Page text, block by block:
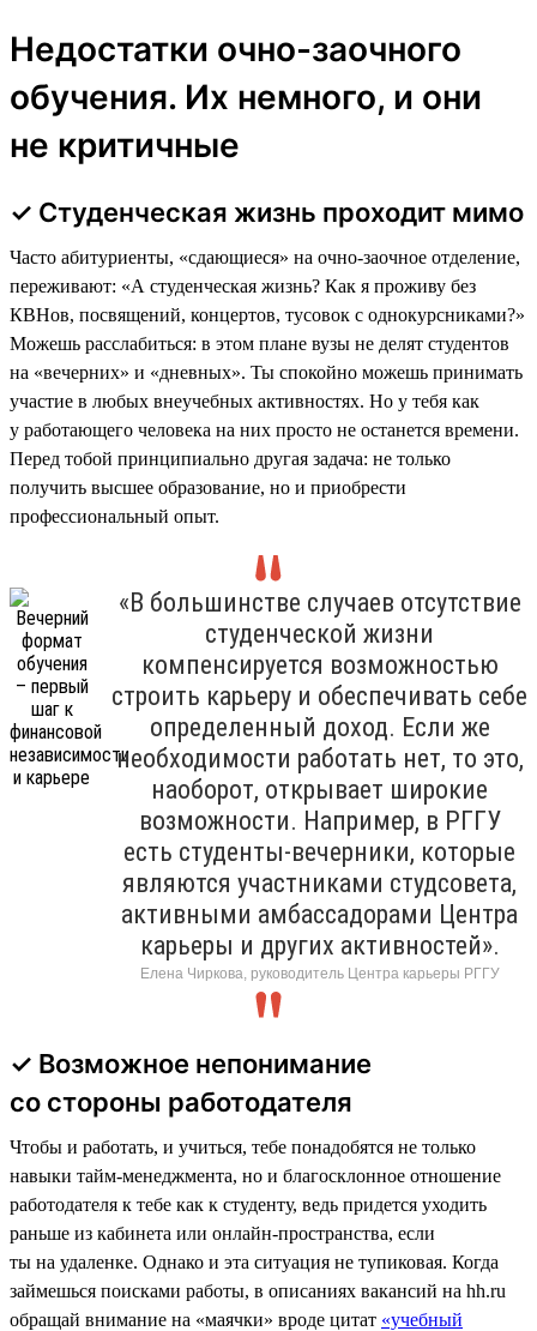
Недостатки очно-заочного
обучения. Их немного, и они
не критичные
✓ Студенческая жизнь проходит мимо
Часто абитуриенты, «сдающиеся» на очно-заочное отделение,
переживают: «А студенческая жизнь? Как я проживу без
КВНов, посвящений, концертов, тусовок с однокурсниками?»
Можешь расслабиться: в этом плане вузы не делят студентов
на «вечерних» и «дневных». Ты спокойно можешь принимать
участие в любых внеучебных активностях. Но у тебя как
у работающего человека на них просто не останется времени.
Перед тобой принципиально другая задача: не только
получить высшее образование, но и приобрести
профессиональный опыт.
«В большинстве случаев отсутствие
студенческой жизни
компенсируется возможностью
строить карьеру и обеспечивать себе
определенный доход. Если же
необходимости работать нет, то это,
наоборот, открывает широкие
возможности. Например, в РГГУ
есть студенты-вечерники, которые
являются участниками студсовета,
активными амбассадорами Центра
карьеры и других активностей».
Елена Чиркова, руководитель Центра карьеры РГГУ
✓ Возможное непонимание
со стороны работодателя
Чтобы и работать, и учиться, тебе понадобятся не только
навыки тайм-менеджмента, но и благосклонное отношение
работодателя к тебе как к студенту, ведь придется уходить
раньше из кабинета или онлайн-пространства, если
ты на удаленке. Однако и эта ситуация не тупиковая. Когда
займешься поисками работы, в описаниях вакансий на hh.ru
обращай внимание на «маячки» вроде цитат «учебный